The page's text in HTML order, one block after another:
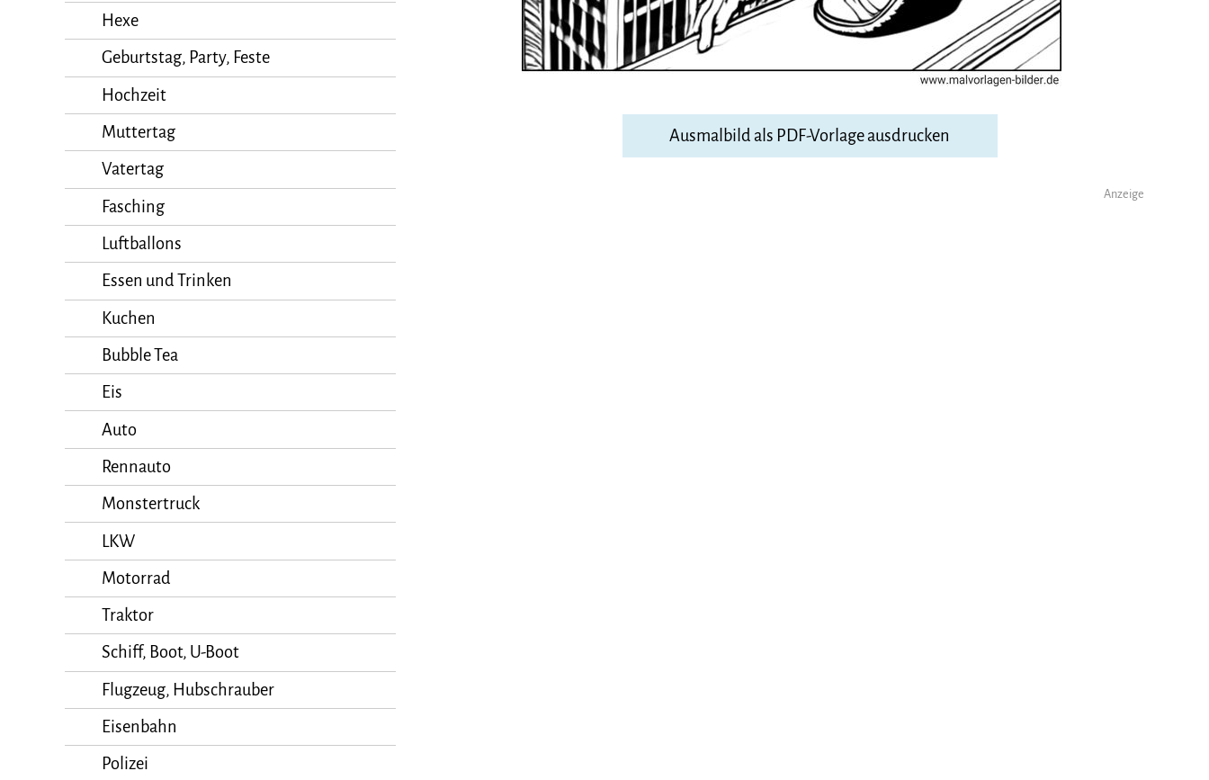
Hexe
Geburtstag, Party, Feste
Hochzeit
Muttertag
Vatertag
Fasching
Luftballons
Essen und Trinken
Kuchen
Bubble Tea
Eis
Auto
Rennauto
Monstertruck
LKW
Motorrad
Traktor
Schiff, Boot, U-Boot
Flugzeug, Hubschrauber
Eisenbahn
Polizei
Ausmalbild als PDF-Vorlage ausdrucken
Anzeige